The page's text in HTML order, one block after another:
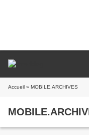
Accueil » MOBILE.ARCHIVES